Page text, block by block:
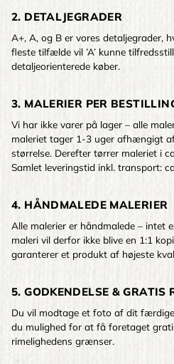
2. DETALJEGRADER
A+, A, og B er vores detaljegrader,
fleste tilfælde vil ’A’ kunne
detaljeorienterede køber.
3. MALERIER PER
Vi har ikke varer på lager – alle
maleriet tager 1-3 uger afhængigt
størrelse. Derefter tørrer maleriet i
Samlet leveringstid inkl. transport:
4. HÅNDMALEDE MALERIER
Alle malerier er håndmalede – intet
maleri vil derfor ikke blive en 1:1
garanterer et produkt af højeste
5. GODKENDELSE & GRATIS
Du vil modtage et foto af dit
du mulighed for at få foretaget
rimelighedens grænser.